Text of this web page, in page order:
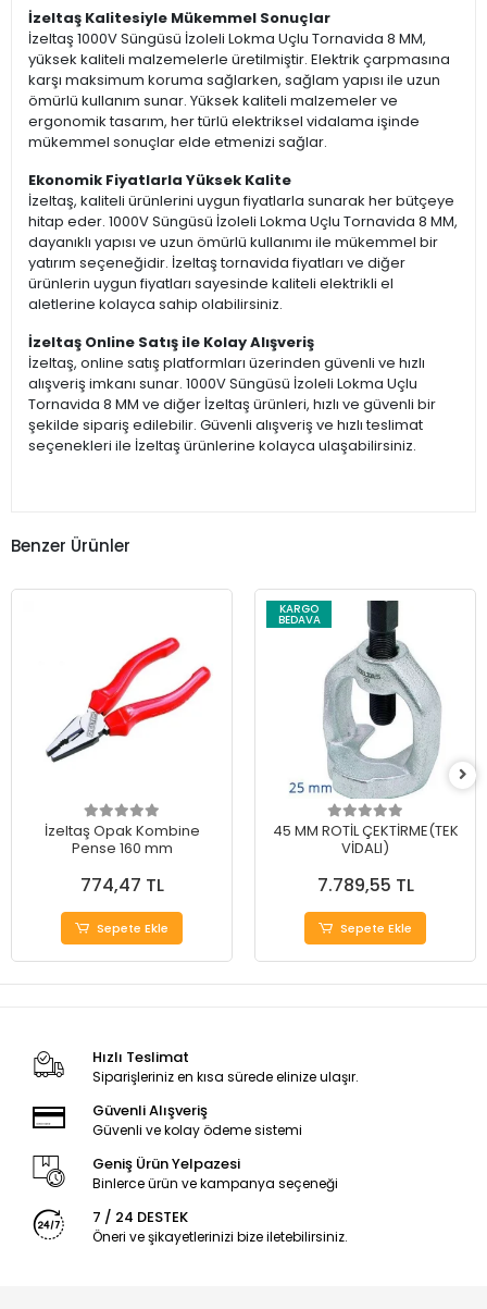
İzeltaş Kalitesiyle Mükemmel Sonuçlar
İzeltaş 1000V Süngüsü İzoleli Lokma Uçlu Tornavida 8 MM,
yüksek kaliteli malzemelerle üretilmiştir. Elektrik çarpmasına
karşı maksimum koruma sağlarken, sağlam yapısı ile uzun
ömürlü kullanım sunar. Yüksek kaliteli malzemeler ve
ergonomik tasarım, her türlü elektriksel vidalama işinde
mükemmel sonuçlar elde etmenizi sağlar.
Ekonomik Fiyatlarla Yüksek Kalite
İzeltaş, kaliteli ürünlerini uygun fiyatlarla sunarak her bütçeye
hitap eder. 1000V Süngüsü İzoleli Lokma Uçlu Tornavida 8 MM,
dayanıklı yapısı ve uzun ömürlü kullanımı ile mükemmel bir
yatırım seçeneğidir. İzeltaş tornavida fiyatları ve diğer
ürünlerin uygun fiyatları sayesinde kaliteli elektrikli el
aletlerine kolayca sahip olabilirsiniz.
İzeltaş Online Satış ile Kolay Alışveriş
İzeltaş, online satış platformları üzerinden güvenli ve hızlı
alışveriş imkanı sunar. 1000V Süngüsü İzoleli Lokma Uçlu
Tornavida 8 MM ve diğer İzeltaş ürünleri, hızlı ve güvenli bir
şekilde sipariş edilebilir. Güvenli alışveriş ve hızlı teslimat
seçenekleri ile İzeltaş ürünlerine kolayca ulaşabilirsiniz.
Benzer Ürünler
İzeltaş Opak Kombine
Pense 160 mm
774,47 TL
Sepete Ekle
KARGO
BEDAVA
45 MM ROTİL ÇEKTİRME(TEK
VİDALI)
7.789,55 TL
Sepete Ekle
Hızlı Teslimat
Siparişleriniz en kısa sürede elinize ulaşır.
Güvenli Alışveriş
Güvenli ve kolay ödeme sistemi
Geniş Ürün Yelpazesi
Binlerce ürün ve kampanya seçeneği
7 / 24 DESTEK
Öneri ve şikayetlerinizi bize iletebilirsiniz.